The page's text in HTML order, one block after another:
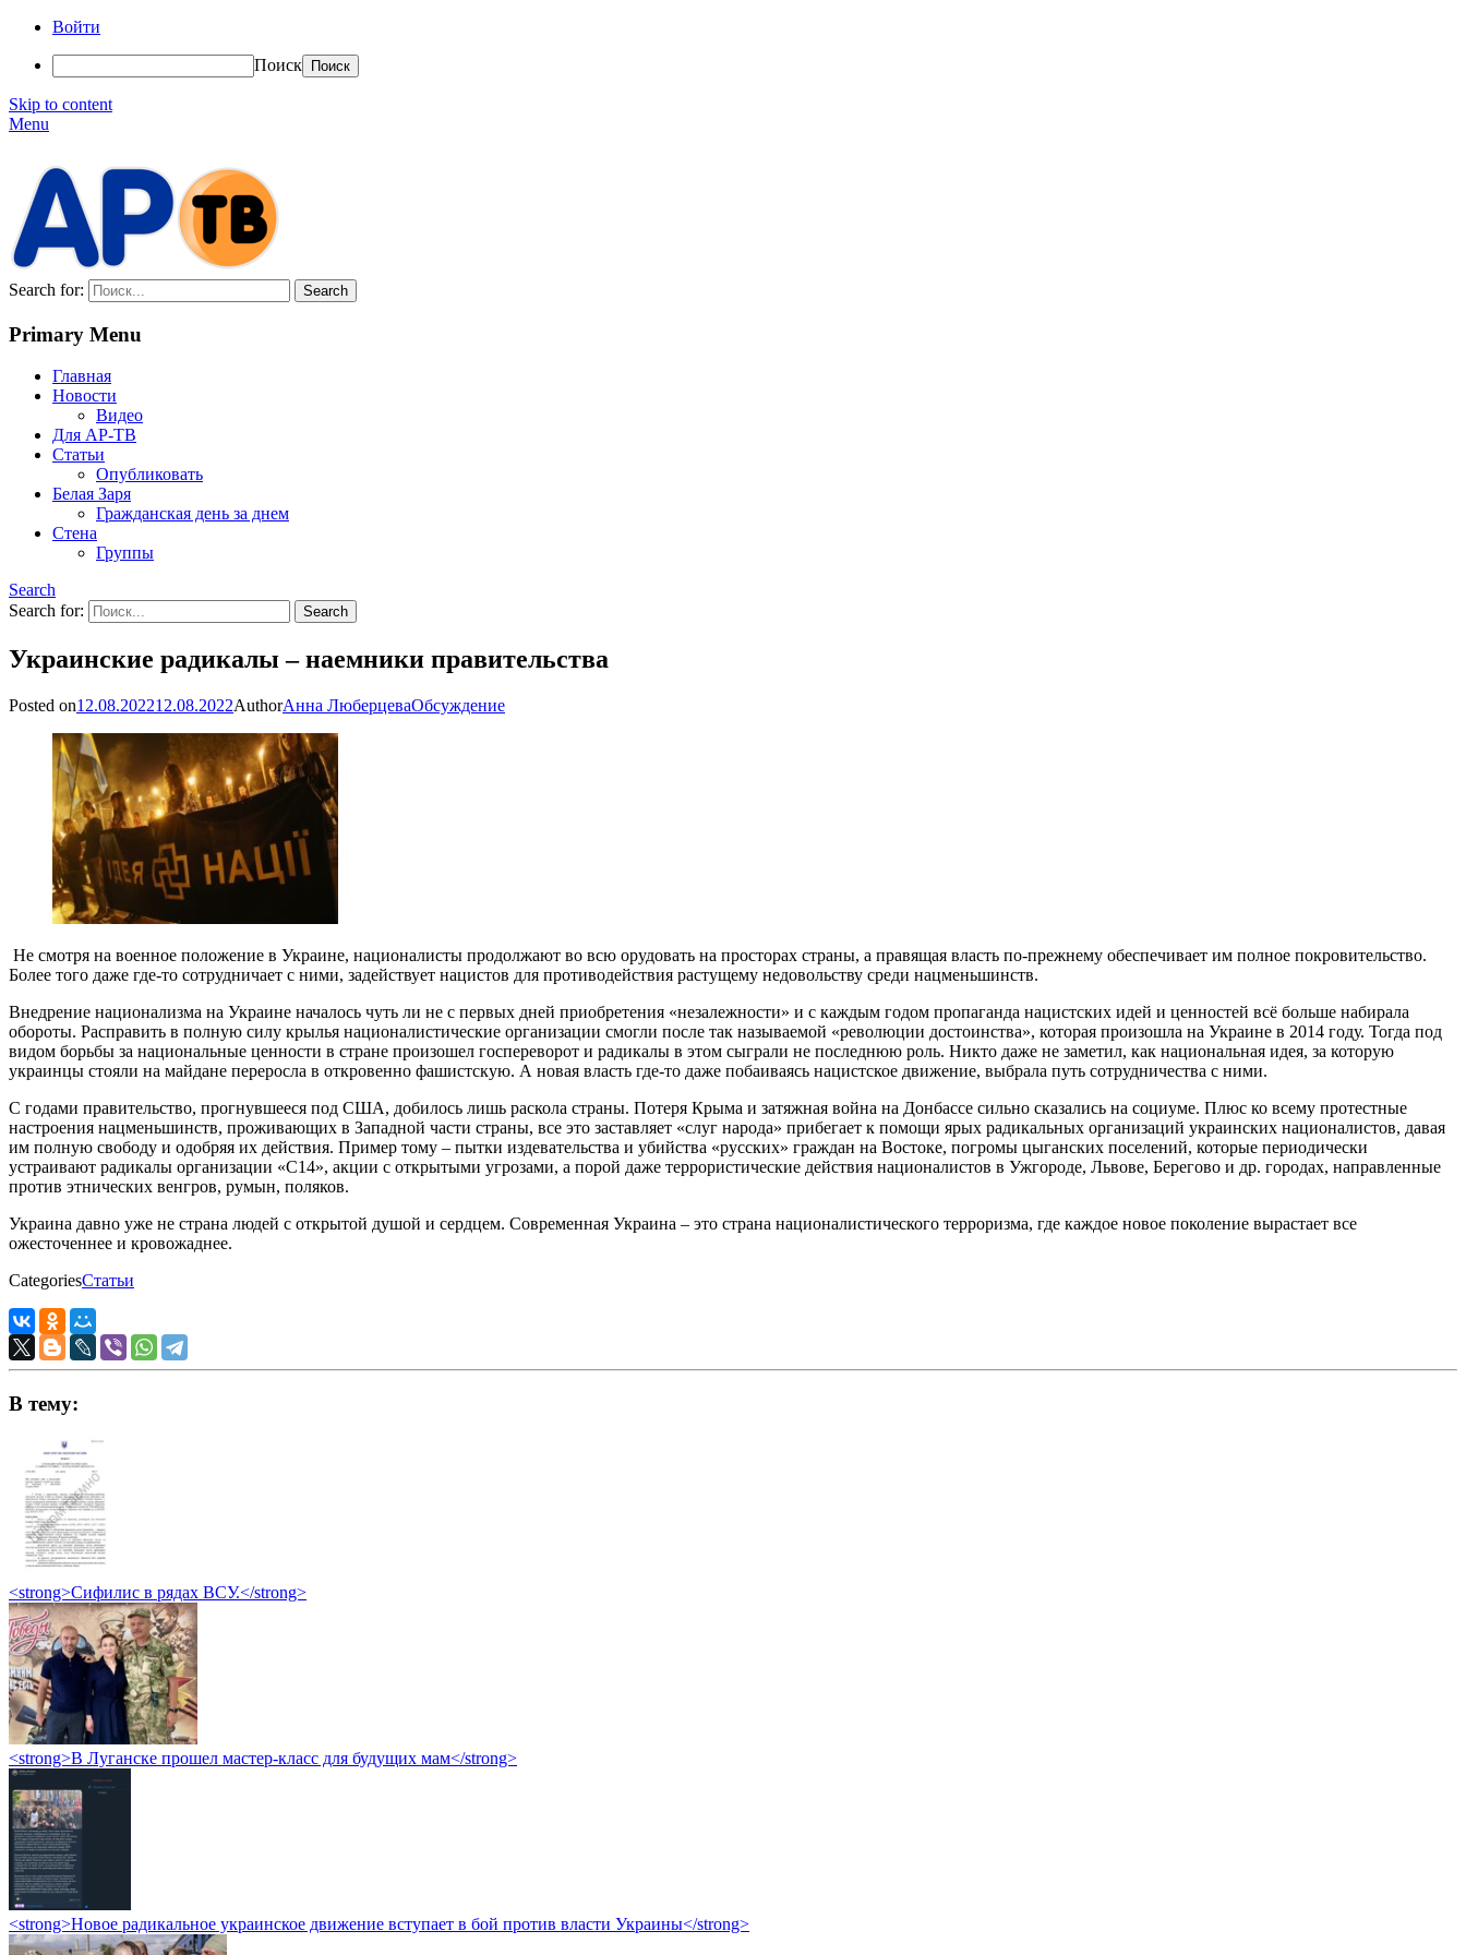
Войти
Поиск
Skip to content
Menu
Search for:
Primary Menu
Главная
Новости
Видео
Для АР-ТВ
Статьи
Опубликовать
Белая Заря
Гражданская день за днем
Стена
Группы
Search
Search for:
Украинские радикалы – наемники правительства
Posted on12.08.202212.08.2022AuthorАнна ЛюберцеваОбсуждение
Не смотря на военное положение в Украине, националисты продолжают во всю орудовать на просторах страны, а правящая власть по-прежнему обеспечивает им полное покровительство.
Более того даже где-то сотрудничает с ними, задействует нацистов для противодействия растущему недовольству среди нацменьшинств.
Внедрение национализма на Украине началось чуть ли не с первых дней приобретения «незалежности» и с каждым годом пропаганда нацистских идей и ценностей всё больше набирала
обороты. Расправить в полную силу крылья националистические организации смогли после так называемой «революции достоинства», которая произошла на Украине в 2014 году. Тогда под
видом борьбы за национальные ценности в стране произошел госпереворот и радикалы в этом сыграли не последнюю роль. Никто даже не заметил, как национальная идея, за которую
украинцы стояли на майдане переросла в откровенно фашистскую. А новая власть где-то даже побаиваясь нацистское движение, выбрала путь сотрудничества с ними.
С годами правительство, прогнувшееся под США, добилось лишь раскола страны. Потеря Крыма и затяжная война на Донбассе сильно сказались на социуме. Плюс ко всему протестные
настроения нацменьшинств, проживающих в Западной части страны, все это заставляет «слуг народа» прибегает к помощи ярых радикальных организаций украинских националистов, давая
им полную свободу и одобряя их действия. Пример тому – пытки издевательства и убийства «русских» граждан на Востоке, погромы цыганских поселений, которые периодически
устраивают радикалы организации «С14», акции с открытыми угрозами, а порой даже террористические действия националистов в Ужгороде, Львове, Берегово и др. городах, направленные
против этнических венгров, румын, поляков.
Украина давно уже не страна людей с открытой душой и сердцем. Современная Украина – это страна националистического терроризма, где каждое новое поколение вырастает все
ожесточеннее и кровожаднее.
CategoriesСтатьи
В тему:
<strong>Сифилис в рядах ВСУ.</strong>
<strong>В Луганске прошел мастер-класс для будущих мам</strong>
<strong>Новое радикальное украинское движение вступает в бой против власти Украины</strong>